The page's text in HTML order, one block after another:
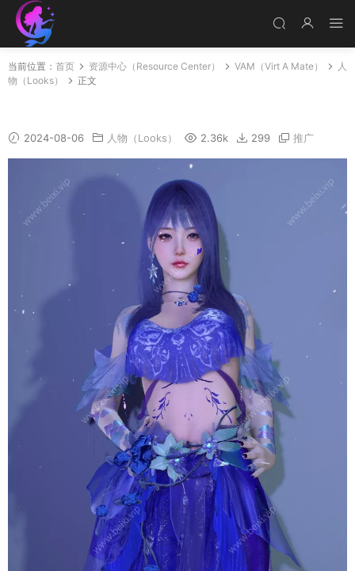
当前位置： 首页 资源中心（Resource Center） VAM（Virt A Mate）
人
物（Looks）
正文
2024-08-06 人物（Looks） 2.36k 299 推广